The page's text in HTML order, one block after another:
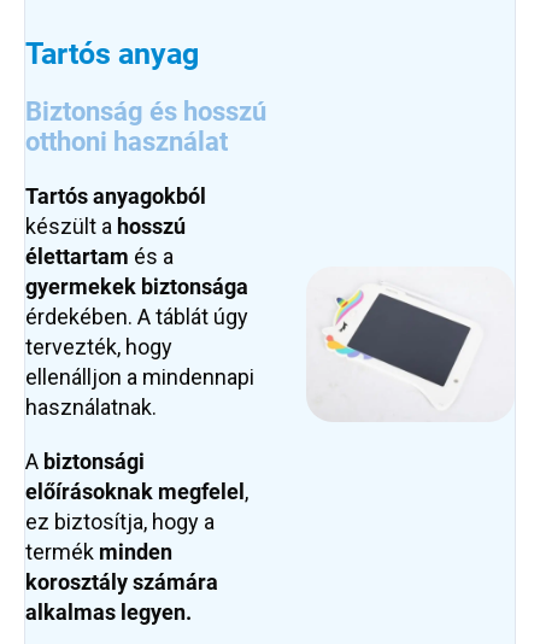
Tartós anyag
Biztonság és hosszú
otthoni használat
Tartós anyagokból
készült a hosszú
élettartam és a
gyermekek biztonsága
érdekében. A táblát úgy
tervezték, hogy
ellenálljon a mindennapi
használatnak.
A biztonsági
előírásoknak megfelel ,
ez biztosítja, hogy a
termék minden
korosztály számára
alkalmas legyen.